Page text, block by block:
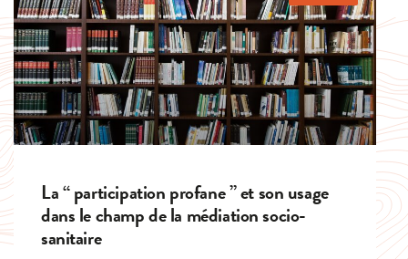
La “ participation profane ” et son usage
dans le champ de la médiation socio-
sanitaire